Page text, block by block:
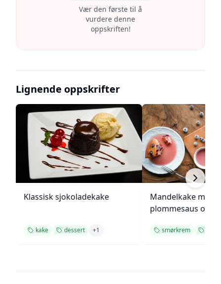
Vær den første til å
vurdere denne
oppskriften!
Lignende oppskrifter
Klassisk sjokoladekake
kake dessert +1
Mandelkake med
plommesaus og
smørkrem